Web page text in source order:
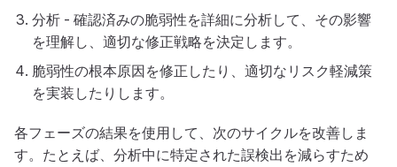
分析 - 確認済みの脆弱性を詳細に分析して、その影響
を理解し、適切な修正戦略を決定します。
脆弱性の根本原因を修正したり、適切なリスク軽減策
を実装したりします。
各フェーズの結果を使用して、次のサイクルを改善しま
す。たとえば、分析中に特定された誤検出を減らすため